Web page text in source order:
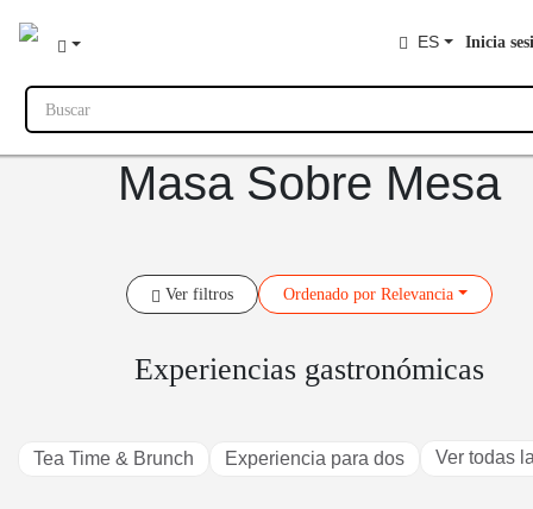
ES Inicia
Buscar
Masa Sobre Mesa
Ver filtros Ordenadopor Relevancia
Experiencias gastronómicas
Tea Time & Brunch Experiencia para dos Ver todas